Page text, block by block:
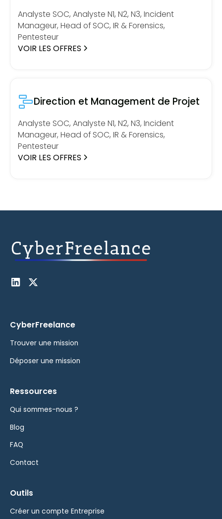
Analyste SOC, Analyste N1, N2, N3, Incident
Manageur, Head of SOC, IR & Forensics,
Pentesteur
VOIR LES OFFRES
Direction et Management de Projet
Analyste SOC, Analyste N1, N2, N3, Incident
Manageur, Head of SOC, IR & Forensics,
Pentesteur
VOIR LES OFFRES
CyberFreelance
Trouver une mission
Déposer une mission
Ressources
Qui sommes-nous ?
Blog
FAQ
Contact
Outils
Créer un compte Entreprise